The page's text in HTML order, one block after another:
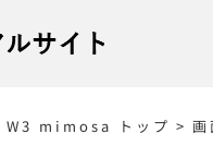
W3 mimosa トップ >